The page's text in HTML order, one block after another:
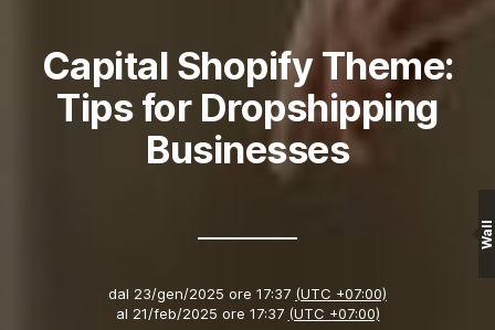
Capital Shopify Theme:
Tips for Dropshipping
Businesses
dal 23/gen/2025 ore 17:37 (UTC +07:00)
al 21/feb/2025 ore 17:37 (UTC +07:00)
Wall